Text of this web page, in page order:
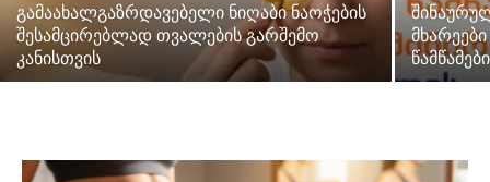
გამაახალგაზრდავებელი ნიღაბი ნაოჭების
შესამცირებლად თვალების გარშემო
კანისთვის
წამწამები